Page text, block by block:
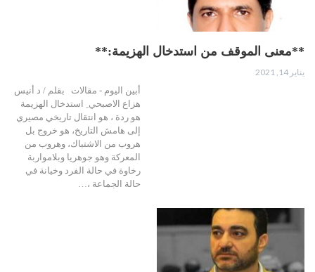
**معنى الموقف من استدخال الهزيمة:**
يناير 14, 2021
أبين اليوم - مقالات بقلم / د أنيس
هزاع الاصبحي ِ استدخال الهزيمة
هو ردة ، هو انتقال تاريخي مصيري
إلى هامش التاريخ، هو خروج بل
هروب من الاشتباك، وهروب من
المعركة وهو جوهريا وبلامواربة
رخاوة في حالة الفرد وخيانة في
حالة الجماعة ،…